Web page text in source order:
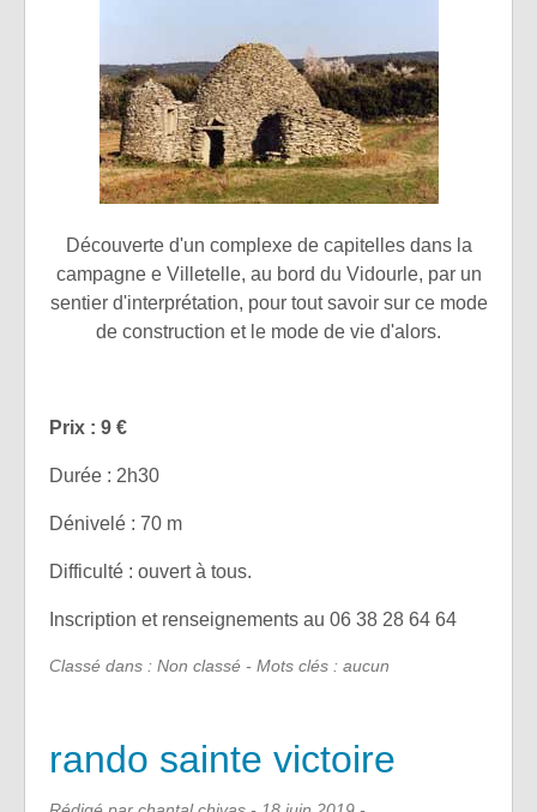
Découverte d'un complexe de capitelles dans la
campagne e Villetelle, au bord du Vidourle, par un
sentier d'interprétation, pour tout savoir sur ce mode
de construction et le mode de vie d'alors.
Prix : 9 €
Durée : 2h30
Dénivelé : 70 m
Difficulté : ouvert à tous.
Inscription et renseignements au 06 38 28 64 64
Classé dans : Non classé - Mots clés : aucun
rando sainte victoire